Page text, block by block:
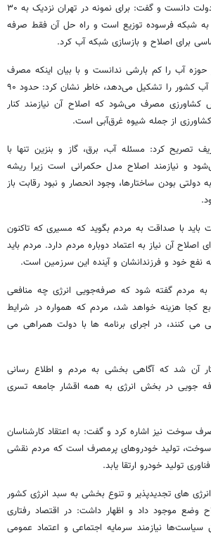
و سیاست گذاری از سوی دولت دانست و گفت: برای نمونه در تهران نزدیک به ۳۰
شبکه فرسوده توزیع است و راه حل آن فقط صرفه
برای اصلاح و بازسازی شبکه آب کرد.
آب را کم بارشی ندانست و با بیان اینکه مصرف
خانگی تنها ۶ درصد مصرف آب کشور را تشکیل می‌دهد، خاطر نشان کرد: حدود ۹۰
مصرف می‌شود که اصلاح آن نیازمند کنار
از جمله شیوه غرق‌آبی است.
تصریح کرد: مسئله آب، برق، گاز و بنزین تنها با
و نیازمند اصلاح مدل حکمرانی است زیرا ریشه
بودن ساختارها، وجود انحصار و نبود رقابت باز
باید با صداقت به مردم بگوید که مسیری که تاکنون
اصلاح آن نیاز به اعتماد دوباره مردم دارد. مردم باید
خود و فرزندانشان و آینده این سرزمین است.
به مردم گفته شود که صرفه‌جویی انرژی چه منافعی
کجا هزینه خواهد شد، مردم که همواره در شرایط
می کنند، در اجرای برنامه ها با دولت همراهی می
آن شد که آگاهی بخشی به مردم و اطلاع رسانی
جویی در بخش انرژی به همه اقشار جامعه تسری
سوخت نیز اشاره کرد و گفت: به اعتقاد کارشناسان
سوخت، تولید خودروهای پرمصرف است که مردم نقشی
تولید خودرو ارتقا یابد.
های تجدیدپذیر و تنوع بخشی به سبد انرژی کشور
وضع موجود داد و اظهار داشت: در اقتصاد رفتاری
نیازمند سرمایه اجتماعی و اعتماد عمومی